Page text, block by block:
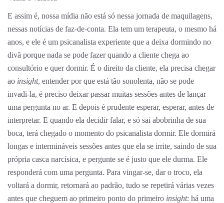
E assim é, nossa mídia não está só nessa jornada de maquilagens,
nessas notícias de faz-de-conta. Ela tem um terapeuta, o mesmo há
anos, e ele é um psicanalista experiente que a deixa dormindo no
divã porque nada se pode fazer quando a cliente chega ao
consultório e quer dormir. É o direito da cliente, ela precisa chegar
ao insight, entender por que está tão sonolenta, não se pode
invadi-la, é preciso deixar passar muitas sessões antes de lançar
uma pergunta no ar. E depois é prudente esperar, esperar, antes de
interpretar. E quando ela decidir falar, e só sai abobrinha de sua
boca, terá chegado o momento do psicanalista dormir. Ele dormirá
longas e intermináveis sessões antes que ela se irrite, saindo de sua
própria casca narcísica, e pergunte se é justo que ele durma. Ele
responderá com uma pergunta. Para vingar-se, dar o troco, ela
voltará a dormir, retornará ao padrão, tudo se repetirá várias vezes
antes que cheguem ao primeiro ponto do primeiro insight: há uma